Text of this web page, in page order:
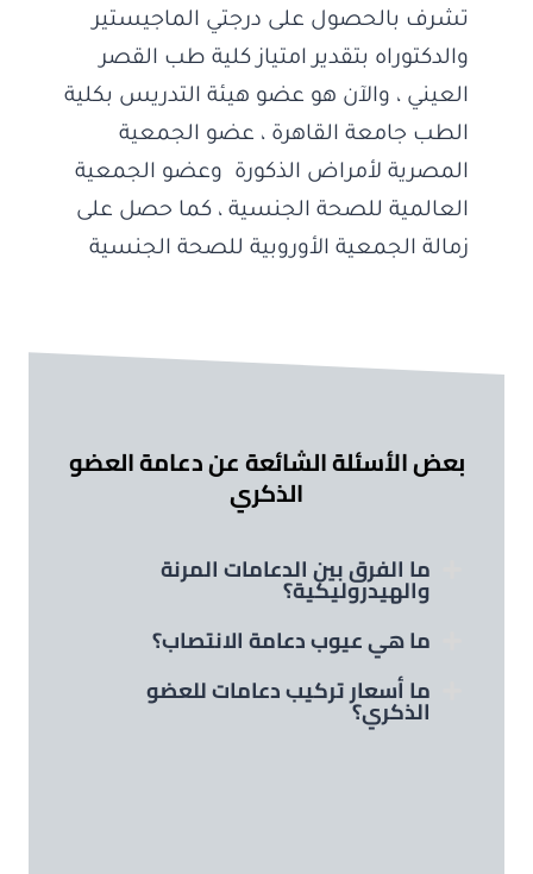
تشرف بالحصول على درجتي الماجيستير
والدكتوراه بتقدير امتياز كلية طب القصر
العيني ، والآن هو عضو هيئة التدريس بكلية
الطب جامعة القاهرة ، عضو الجمعية
المصرية لأمراض الذكورة وعضو الجمعية
العالمية للصحة الجنسية ، كما حصل على
زمالة الجمعية الأوروبية للصحة الجنسية
بعض الأسئلة الشائعة عن دعامة العضو
الذكري
ما الفرق بين الدعامات المرنة
والهيدروليكية؟
ما هي عيوب دعامة الانتصاب؟
ما أسعار تركيب دعامات للعضو
الذكري؟